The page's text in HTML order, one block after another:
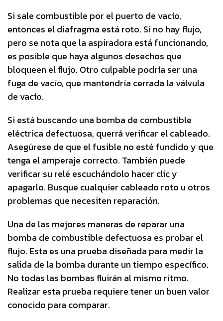
Si sale combustible por el puerto de vacío,
entonces el diafragma está roto. Si no hay flujo,
pero se nota que la aspiradora está funcionando,
es posible que haya algunos desechos que
bloqueen el flujo. Otro culpable podría ser una
fuga de vacío, que mantendría cerrada la válvula
de vacío.
Si está buscando una bomba de combustible
eléctrica defectuosa, querrá verificar el cableado.
Asegúrese de que el fusible no esté fundido y que
tenga el amperaje correcto. También puede
verificar su relé escuchándolo hacer clic y
apagarlo. Busque cualquier cableado roto u otros
problemas que necesiten reparación.
Una de las mejores maneras de reparar una
bomba de combustible defectuosa es probar el
flujo. Esta es una prueba diseñada para medir la
salida de la bomba durante un tiempo específico.
No todas las bombas fluirán al mismo ritmo.
Realizar esta prueba requiere tener un buen valor
conocido para comparar.